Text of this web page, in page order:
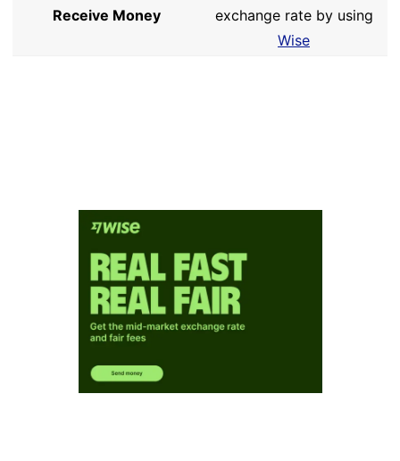
Receive Money
exchange rate by using
Wise